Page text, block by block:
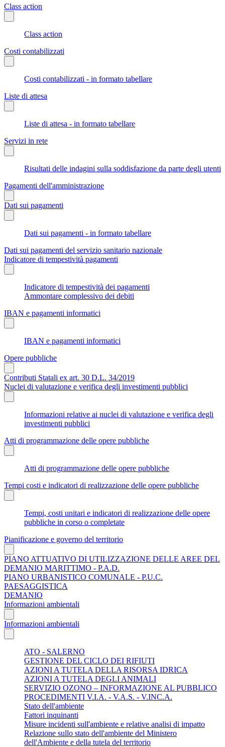
Class action
Class action
Costi contabilizzati
Costi contabilizzati - in formato tabellare
Liste di attesa
Liste di attesa - in formato tabellare
Servizi in rete
Risultati delle indagini sulla soddisfazione da parte degli utenti
Pagamenti dell'amministrazione
Dati sui pagamenti
Dati sui pagamenti - in formato tabellare
Dati sui pagamenti del servizio sanitario nazionale
Indicatore di tempestività pagamenti
Indicatore di tempestività dei pagamenti
Ammontare complessivo dei debiti
IBAN e pagamenti informatici
IBAN e pagamenti informatici
Opere pubbliche
Contributi Statali ex art. 30 D.L. 34/2019
Nuclei di valutazione e verifica degli investimenti pubblici
Informazioni relative ai nuclei di valutazione e verifica degli
investimenti pubblici
Atti di programmazione delle opere pubbliche
Atti di programmazione delle opere pubbliche
Tempi costi e indicatori di realizzazione delle opere pubbliche
Tempi, costi unitari e indicatori di realizzazione delle opere
pubbliche in corso o completate
Pianificazione e governo del territorio
PIANO ATTUATIVO DI UTILIZZAZIONE DELLE AREE DEL
DEMANIO MARITTIMO - P.A.D.
PIANO URBANISTICO COMUNALE - P.U.C.
PAESAGGISTICA
DEMANIO
Informazioni ambientali
Informazioni ambientali
ATO - SALERNO
GESTIONE DEL CICLO DEI RIFIUTI
AZIONI A TUTELA DELLA RISORSA IDRICA
AZIONI A TUTELA DEGLI ANIMALI
SERVIZIO OZONO – INFORMAZIONE AL PUBBLICO
PROCEDIMENTI V.I.A. - V.A.S. - V.INC.A.
Stato dell'ambiente
Fattori inquinanti
Misure incidenti sull'ambiente e relative analisi di impatto
Relazione sullo stato dell'ambiente del Ministero
dell'Ambiente e della tutela del territorio